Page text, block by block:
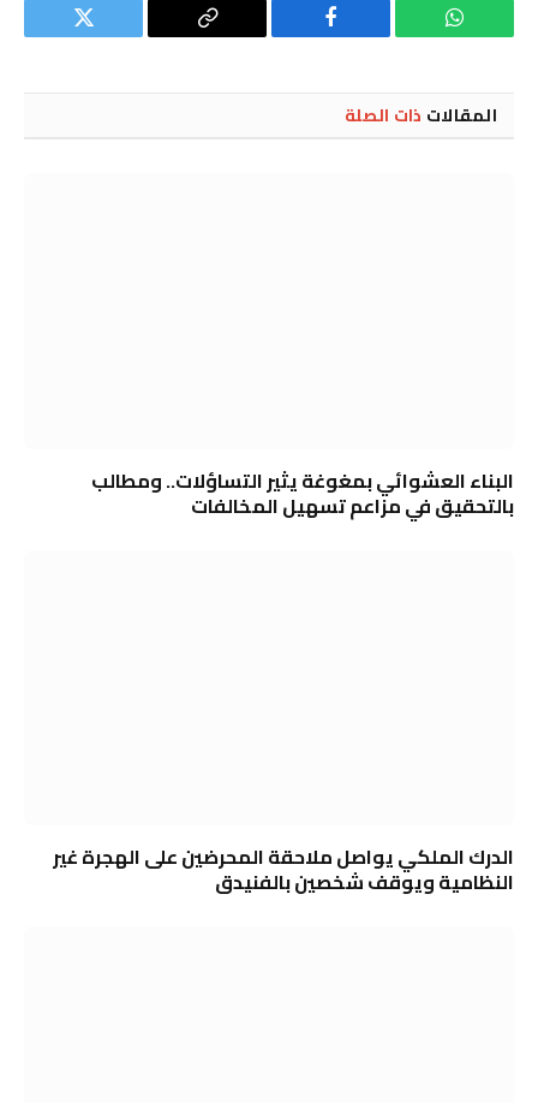
واتساب فيسبوك
Copy
تويتر
المقالات ذات الصلة
البناء العشوائي بمغوغة يثير التساؤلات.. ومطالب
بالتحقيق في مزاعم تسهيل المخالفات
الدرك الملكي يواصل ملاحقة المحرضين على الهجرة غير
النظامية ويوقف شخصين بالفنيدق